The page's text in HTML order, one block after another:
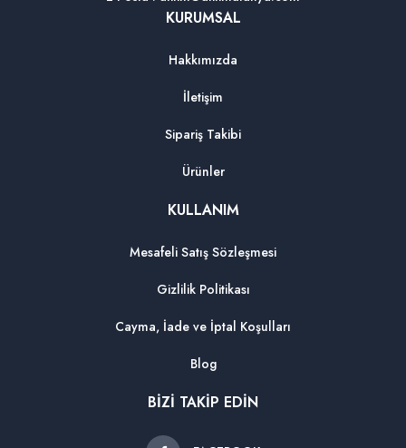
KURUMSAL
Hakkımızda
İletişim
Sipariş Takibi
Ürünler
KULLANIM
Mesafeli Satış Sözleşmesi
Gizlilik Politikası
Cayma, İade ve İptal Koşulları
Blog
BİZİ TAKİP EDİN